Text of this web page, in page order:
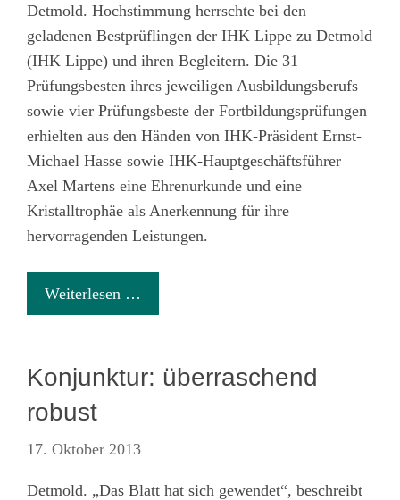
Detmold. Hochstimmung herrschte bei den
geladenen Bestprüflingen der IHK Lippe zu Detmold
(IHK Lippe) und ihren Begleitern. Die 31
Prüfungsbesten ihres jeweiligen Ausbildungsberufs
sowie vier Prüfungsbeste der Fortbildungsprüfungen
erhielten aus den Händen von IHK-Präsident Ernst-
Michael Hasse sowie IHK-Hauptgeschäftsführer
Axel Martens eine Ehrenurkunde und eine
Kristalltrophäe als Anerkennung für ihre
hervorragenden Leistungen.
Weiterlesen …
Konjunktur: überraschend
robust
17. Oktober 2013
Detmold. „Das Blatt hat sich gewendet“, beschreibt